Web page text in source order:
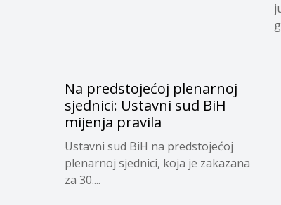
Na predstojećoj plenarnoj
sjednici: Ustavni sud BiH
mijenja pravila
Ustavni sud BiH na predstojećoj
plenarnoj sjednici, koja je zakazana
za 30....